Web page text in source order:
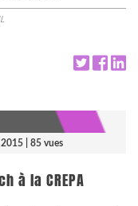
| 85 vues
à la CREPA